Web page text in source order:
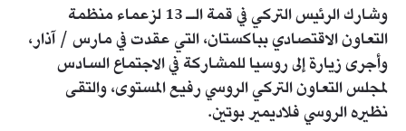
وشارك الرئيس التركي في قمة الـ 13 لزعماء منظمة
التعاون الاقتصادي بباكستان، التي عقدت في مارس / آذار،
وأجرى زيارة إلى روسيا للمشاركة في الاجتماع السادس
لمجلس التعاون التركي الروسي رفيع المستوى، والتقى
نظيره الروسي فلاديمير بوتين.